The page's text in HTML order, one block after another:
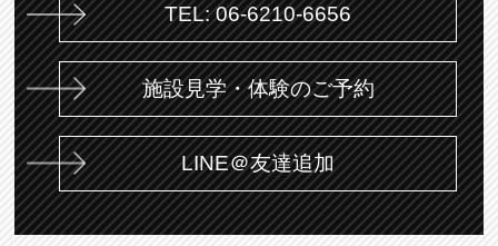
TEL: 06-6210-6656
施設見学・体験のご予約
LINE＠友達追加